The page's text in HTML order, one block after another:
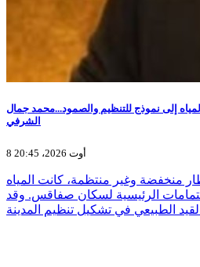
إلى نموذج للتنظيم والصمود...محمد جمال
الشرفي
8 أوت 2026، 20:45
منخفضة وغير منتظمة، كانت المياه
الرئيسية لسكان صفاقس. وقد